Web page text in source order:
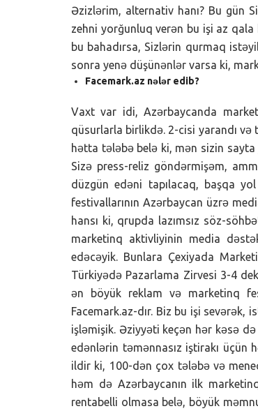
Əzizlərim, alternativ hanı? Bu gün
zehni yorğunluq verən bu işi az
bu bahadırsa, Sizlərin qurmaq
sonra yenə düşünənlər varsa ki,
Facemark.az nələr edib?
Vaxt var idi, Azərbaycanda
qüsurlarla birlikdə. 2-cisi yarandı
hətta tələbə belə ki, mən sizin
Sizə press-reliz göndərmişəm,
düzgün edəni tapılacaq, başqa
festivallarının Azərbaycan üzrə
hansı ki, qrupda lazımsız söz-
marketinq aktivliyinin media
edəcəyik. Bunlara Çexiyada
Türkiyədə Pazarlama Zirvesi 3-4
ən böyük reklam və marketinq
Facemark.az-dır. Biz bu işi sevərək,
işləmişik. Əziyyəti keçən hər kəsə
edənlərin təmənnasız iştirakı
ildir ki, 100-dən çox tələbə və
həm də Azərbaycanın ilk
rentabelli olmasa belə, böyük